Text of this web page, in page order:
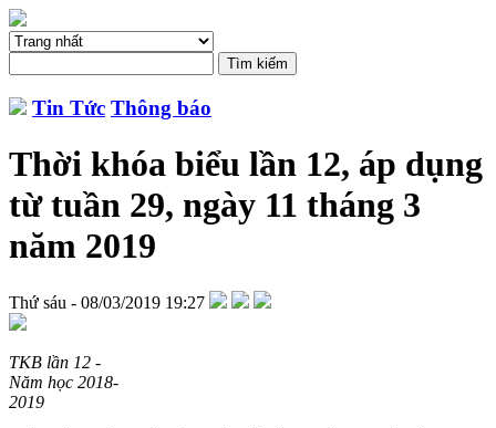
Tin Tức Thông báo
Thời khóa biểu lần 12, áp dụng
từ tuần 29, ngày 11 tháng 3
năm 2019
Thứ sáu - 08/03/2019 19:27
TKB lần 12 -
Năm học 2018-
2019